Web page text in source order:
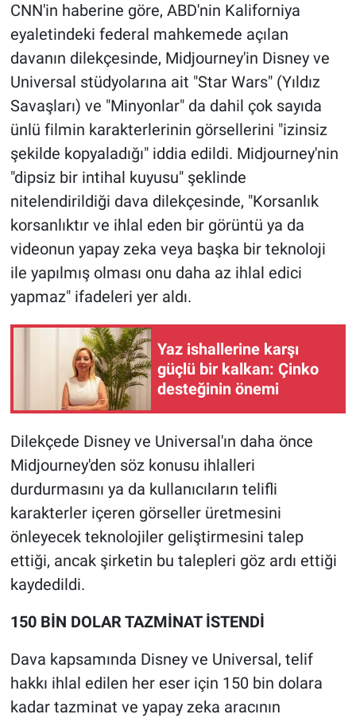
CNN'in haberine göre, ABD'nin Kaliforniya
eyaletindeki federal mahkemede açılan
davanın dilekçesinde, Midjourney'in Disney ve
Universal stüdyolarına ait "Star Wars" (Yıldız
Savaşları) ve "Minyonlar" da dahil çok sayıda
ünlü filmin karakterlerinin görsellerini "izinsiz
şekilde kopyaladığı" iddia edildi. Midjourney'nin
"dipsiz bir intihal kuyusu" şeklinde
nitelendirildiği dava dilekçesinde, "Korsanlık
korsanlıktır ve ihlal eden bir görüntü ya da
videonun yapay zeka veya başka bir teknoloji
ile yapılmış olması onu daha az ihlal edici
yapmaz" ifadeleri yer aldı.
Yaz ishallerine karşı
güçlü bir kalkan: Çinko
desteğinin önemi
Dilekçede Disney ve Universal'ın daha önce
Midjourney'den söz konusu ihlalleri
durdurmasını ya da kullanıcıların telifli
karakterler içeren görseller üretmesini
önleyecek teknolojiler geliştirmesini talep
ettiği, ancak şirketin bu talepleri göz ardı ettiği
kaydedildi.
150 BİN DOLAR TAZMİNAT İSTENDİ
Dava kapsamında Disney ve Universal, telif
hakkı ihlal edilen her eser için 150 bin dolara
kadar tazminat ve yapay zeka aracının
Haber
İlan
Kimdir
Koronavirüs
Kültür Sanat
Nedir
Popüler
Programlar
Sağlık
Spor
Teknoloji
Türkiye'nin Geleceği
Türkiye'nin Gündemi
Canlı Yayın